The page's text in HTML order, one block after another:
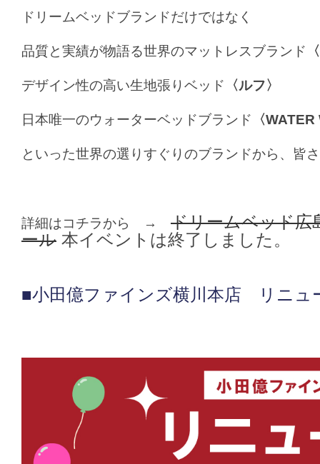
ドリームベッドブランドだけではなく
品質と実績が物語る世界のマットレスブランド
デザイン性の高い生地張りベッド 〈ルフ〉
日本唯一のウォーターベッドブランド 〈
といった世界の選りすぐりのブランドから、皆
詳細はコチラから → ドリームベッド
ール 本イベントは終了しました。
■小田億ファインズ横川本店 リニ